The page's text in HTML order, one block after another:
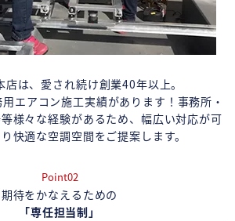
店は、愛され続け創業40年以上。
エアコン施工実績があります！事務所・
様々な経験があるため、幅広い対応が可
快適な空調空間をご提案します。
Point02
期待をかなえるための
「専任担当制」